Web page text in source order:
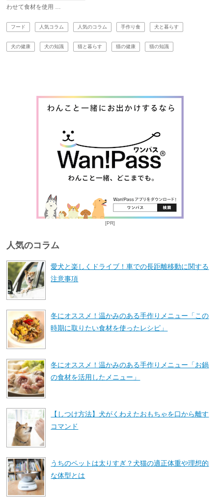
わせて食材を使用 …
フード 人気コラム 人気のコラム 手作り食 犬と暮らす
犬の健康 犬の知識 猫と暮らす 猫の健康 猫の知識
[PR]
人気のコラム
愛犬と楽しくドライブ！車での長距離移動に関する
注意事項
冬にオススメ！温かみのある手作りメニュー「この
時期に取りたい食材を使ったレシピ」
冬にオススメ！温かみのある手作りメニュー「お鍋
の食材を活用したメニュー」
【しつけ方法】犬がくわえたおもちゃを口から離す
コマンド
うちのペットは太りすぎ？犬猫の適正体重や理想的
な体型とは